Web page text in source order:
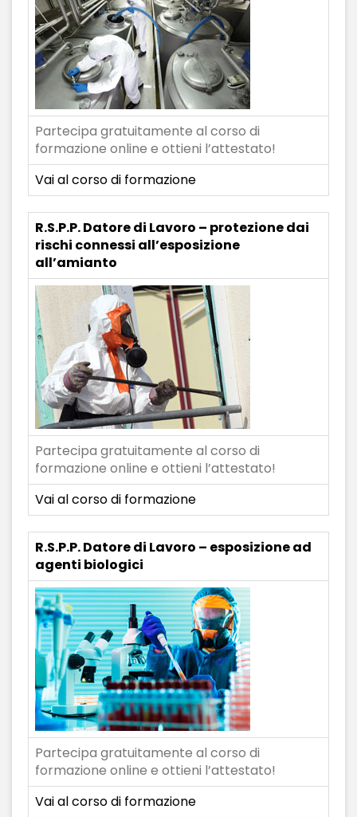
Partecipa gratuitamente al corso di
formazione online e ottieni l’attestato!
Vai al corso di formazione
R.S.P.P. Datore di Lavoro – protezione dai
rischi connessi all’esposizione
all’amianto
Partecipa gratuitamente al corso di
formazione online e ottieni l’attestato!
Vai al corso di formazione
R.S.P.P. Datore di Lavoro – esposizione ad
agenti biologici
Partecipa gratuitamente al corso di
formazione online e ottieni l’attestato!
Vai al corso di formazione